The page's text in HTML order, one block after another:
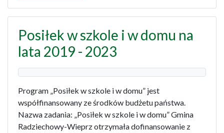
Posiłek w szkole i w domu na
lata 2019 - 2023
Program „Posiłek w szkole i w domu” jest
współfinansowany ze środków budżetu państwa.
Nazwa zadania: „Posiłek w szkole i w domu” Gmina
Radziechowy-Wieprz otrzymała dofinansowanie z